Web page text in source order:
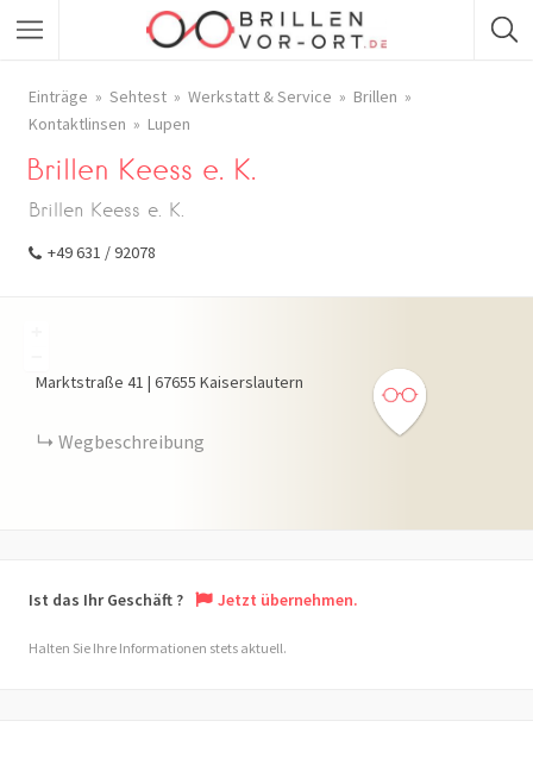
Einträge Sehtest Werkstatt & Service
Brillen
Kontaktlinsen
Lupen
Brillen Keess e. K.
Brillen Keess e. K.
+49 631 / 92078
Marktstraße 41 | 67655 Kaiserslautern
Wegbeschreibung
Ist das Ihr Geschäft ? Jetzt übernehmen.
Halten Sie Ihre Informationen stets aktuell.